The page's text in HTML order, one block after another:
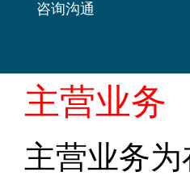
咨询沟通
主营业务
主营业务